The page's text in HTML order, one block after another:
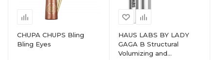
CHUPA CHUPS Bling
Bling Eyes
HAUS LABS BY LADY
GAGA B Structural
Volumizing and